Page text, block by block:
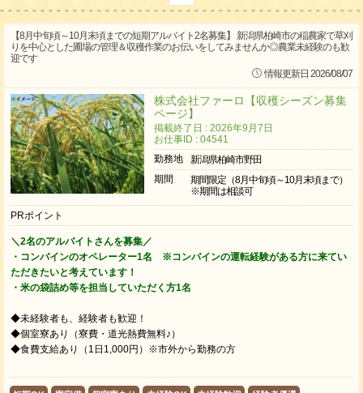
【8月中旬頃～10月末頃までの短期アルバイト2名募集】 新潟県柏崎市の稲農家で草刈
りを中心とした圃場の管理＆収穫作業のお伝いをしてみませんか◎農業未経験のも歓
迎です
情報更新日 2026/08/07
株式会社ファーロ【収穫シーズン募集
ページ】
掲載終了日 : 2026年9月7日
お仕事ID : 04541
勤務地
新潟県柏崎市野田
期間
期間限定（8月中旬頃～10月末頃まで）
※期間は相談可
PRポイント
＼2名のアルバイトさんを募集／
・コンバインのオペレーター1名 ※コンバインの運転経験がある方に来てい
ただきたいと考えています！
・米の袋詰め等を担当していただく方1名
◆未経験者も、経験者も歓迎！
◆個室寮あり（寮費・道光熱費無料♪）
◆食費支給あり（1日1,000円）※市外から勤務の方